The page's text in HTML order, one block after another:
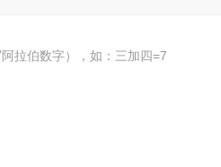
拉伯数字），如：三加四=7